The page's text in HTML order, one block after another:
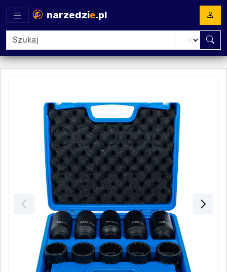
narzedzie.pl